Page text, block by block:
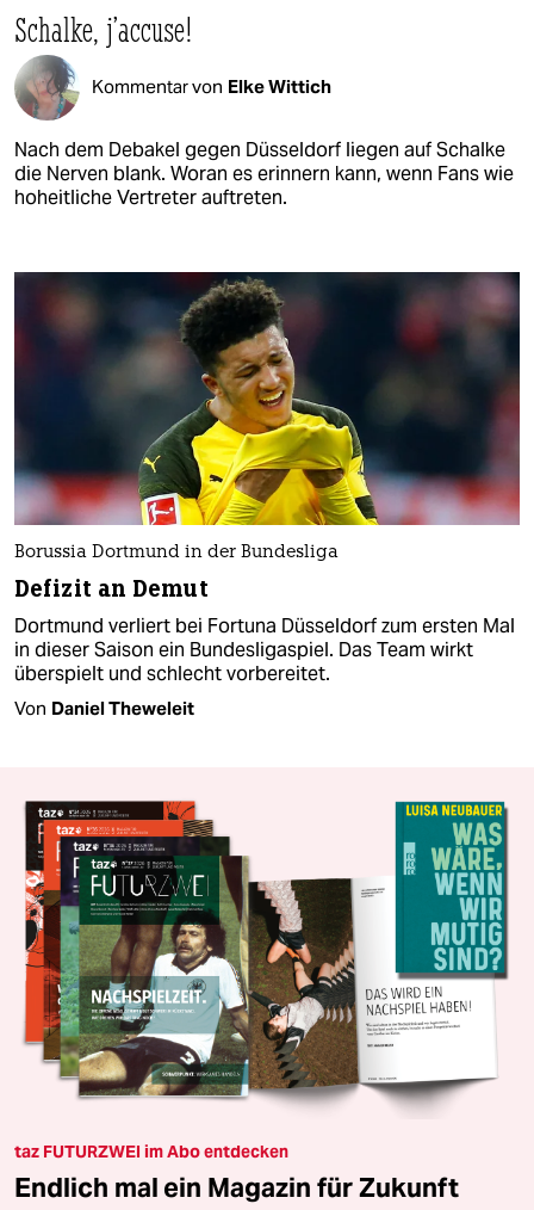
Schalke, j’accuse!
Kommentar von Elke Wittich
Nach dem Debakel gegen Düsseldorf liegen auf Schalke
die Nerven blank. Woran es erinnern kann, wenn Fans wie
hoheitliche Vertreter auftreten.
Borussia Dortmund in der Bundesliga
Defizit an Demut
Dortmund verliert bei Fortuna Düsseldorf zum ersten Mal
in dieser Saison ein Bundesligaspiel. Das Team wirkt
überspielt und schlecht vorbereitet.
Von Daniel Theweleit
taz FUTURZWEI im Abo entdecken
Endlich mal ein Magazin für Zukunft